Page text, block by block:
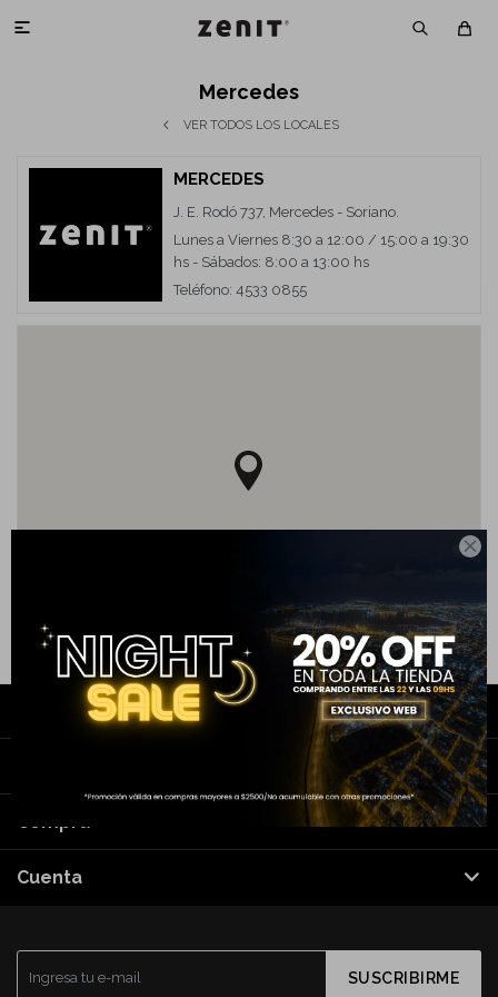


Mercedes
VER TODOS LOS LOCALES
MERCEDES
J. E. Rodó 737, Mercedes - Soriano.
Lunes a Viernes 8:30 a 12:00 / 15:00 a 19:30
hs - Sábados: 8:00 a 13:00 hs
Teléfono: 4533 0855
SUSCRIBIRME
Contacto
Compra
Cuenta